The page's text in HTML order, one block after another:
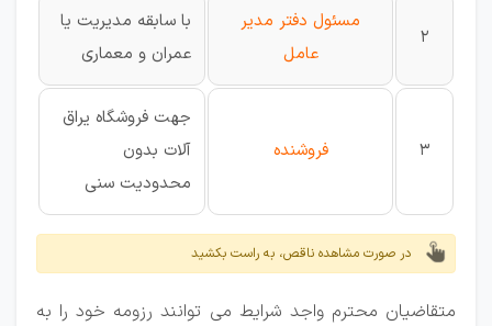
2
مسئول دفتر مدیر
عامل
با سابقه مدیریت یا
عمران و معماری
3 فروشنده
جهت فروشگاه یراق
آلات بدون
محدودیت سنی
در صورت مشاهده ناقص، به راست بکشید
متقاضیان محترم واجد شرایط می توانند رزومه خود را به